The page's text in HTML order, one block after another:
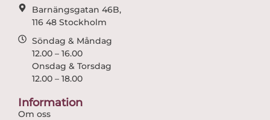
Barnängsgatan 46B,
116 48 Stockholm
Söndag & Måndag
12.00 – 16.00
Onsdag & Torsdag
12.00 – 18.00
Information
Om oss